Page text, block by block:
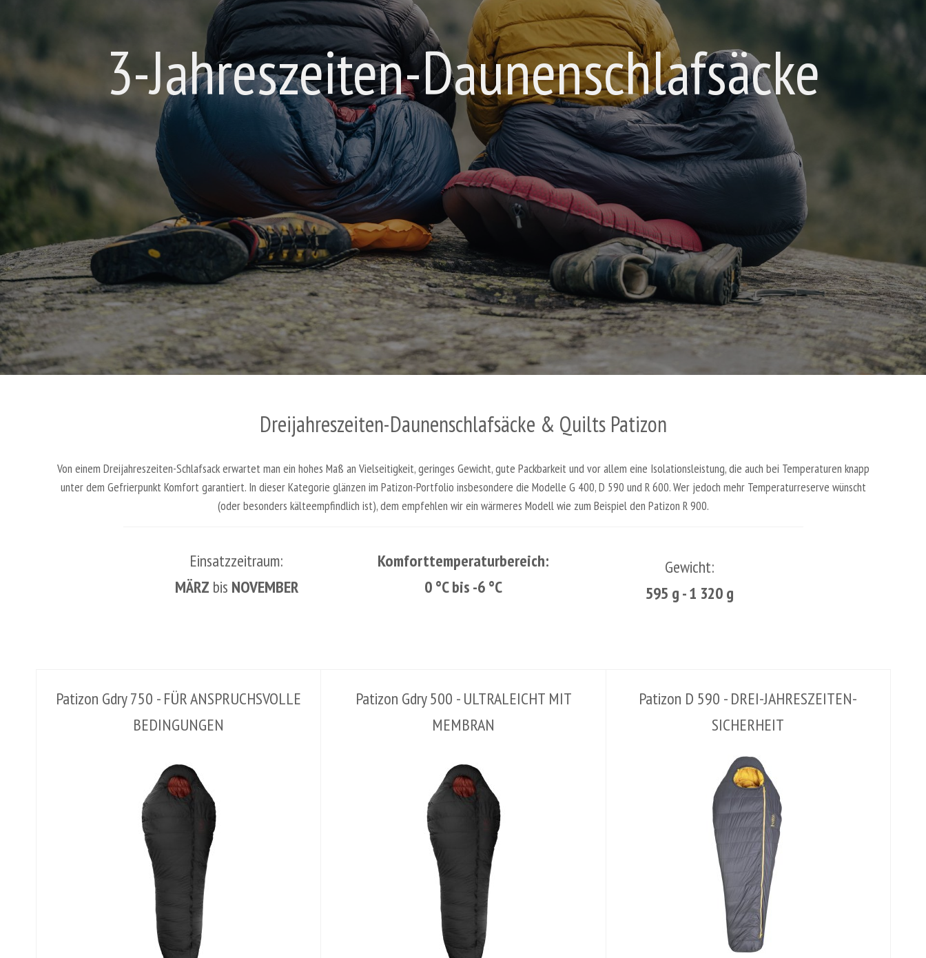
3-Jahreszeiten-Daunenschlafsäcke
Dreijahreszeiten-Daunenschlafsäcke & Quilts Patizon
Von einem Dreijahreszeiten-Schlafsack erwartet man ein hohes Maß an Vielseitigkeit, geringes Gewicht, gute Packbarkeit und vor allem eine Isolationsleistung, die auch bei Temperaturen knapp
unter dem Gefrierpunkt Komfort garantiert. In dieser Kategorie glänzen im Patizon-Portfolio insbesondere die Modelle G 400, D 590 und R 600. Wer jedoch mehr Temperaturreserve wünscht
(oder besonders kälteempfindlich ist), dem empfehlen wir ein wärmeres Modell wie zum Beispiel den Patizon R 900.
Einsatzzeitraum:
MÄRZ bis NOVEMBER
Komforttemperaturbereich:
0 °C bis -6 °C
Gewicht:
595 g - 1 320 g
Patizon Gdry 750 - FÜR ANSPRUCHSVOLLE
BEDINGUNGEN
Patizon Gdry 500 - ULTRALEICHT MIT
MEMBRAN
Patizon D 590 - DREI-JAHRESZEITEN-
SICHERHEIT